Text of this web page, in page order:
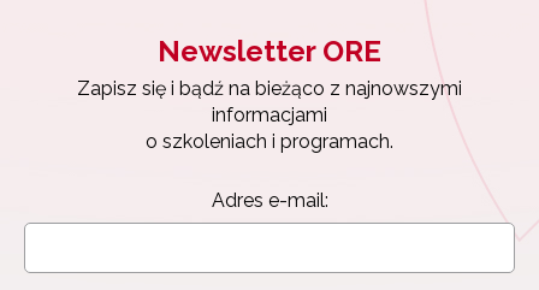
Newsletter ORE
Zapisz się i bądź na bieżąco z najnowszymi
informacjami
o szkoleniach i programach.
Adres e-mail:
Newsletter ORE
Zapisz się i bądź na bieżąco z najnowszymi
o szkoleniach i programach.
Adres e-mail: